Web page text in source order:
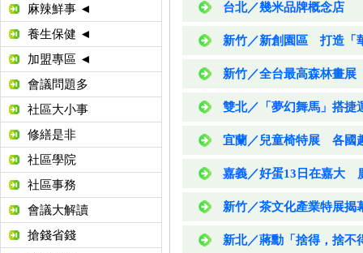
麻辣鮮事 ◄
養生保健 ◄
加盟專區 ◄
會議問題多
社區大小事
修繕是非
社區學院
社區事務
會議大解讀
搶錢省錢
台北／幾米品牌概念店
新竹／新創園區 打造「
新竹／全台最高森林畫
雙北／「夢幻舞馬」搭
宜蘭／兒童椅特展 各國
嘉義／好蛋13日在嘉大
新竹／茶文化產業特展
新北／蔣勳「捨得，捨